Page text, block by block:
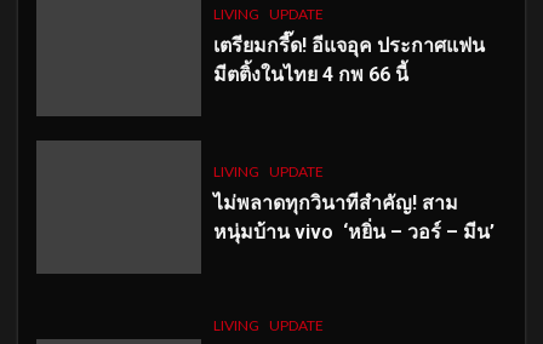
LIVING UPDATE
เตรียมกรี๊ด! อีแจอุค ประกาศแฟน
มีตติ้งในไทย 4 กพ 66 นี้
LIVING UPDATE
ไม่พลาดทุกวินาทีสำคัญ! สาม
หนุ่มบ้าน vivo ‘หยิ่น – วอร์ – มีน’
LIVING UPDATE